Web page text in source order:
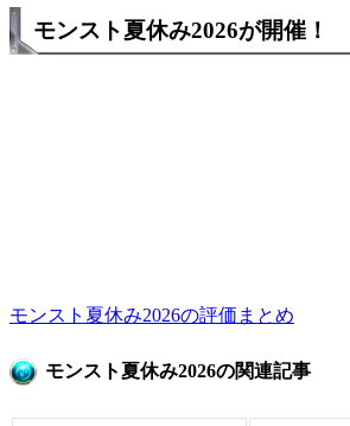
モンスト夏休み2026が開催！
モンスト夏休み2026の評価まとめ
モンスト夏休み2026の関連記事